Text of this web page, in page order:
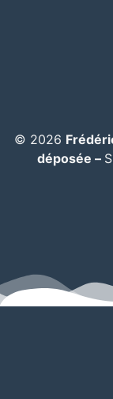
© 2026
déposée –